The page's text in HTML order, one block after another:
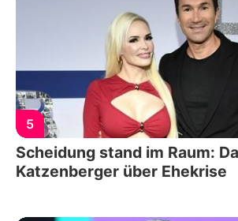
5
Scheidung stand im Raum:
Katzenberger über Ehekrise